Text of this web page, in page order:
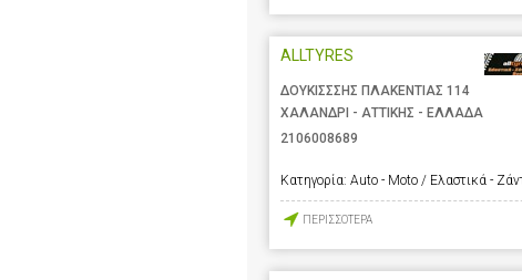
ALLTYRES
ΔΟΥΚΙΣΣΣΗΣ ΠΛΑΚΕΝΤΙΑΣ 114
ΧΑΛΑΝΔΡΙ - ΑΤΤΙΚΗΣ - ΕΛΛΑΔΑ
2106008689
Κατηγορία: Auto - Moto / Ελαστικά -
ΠΕΡΙΣΣΟΤΕΡΑ